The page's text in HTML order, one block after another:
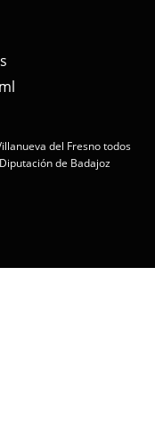
del Fresno todos
de Badajoz